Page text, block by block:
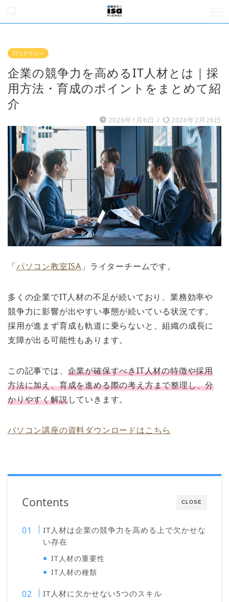
ITリテラシー
企業の競争力を高めるIT人材とは｜採
用方法・育成のポイントをまとめて紹
介
2026年1月6日 / 2026年2月26日
「パソコン教室ISA 」ライターチームです。
多くの企業でIT人材の不足が続いており、業務効率や
競争力に影響が出やすい事態が続いている状況です。
採用が進まず育成も軌道に乗らないと、組織の成長に
支障が出る可能性もあります。
この記事では、 企業が確保すべきIT人材の特徴や採用
方法に加え、育成を進める際の考え方まで整理し、分
かりやすく解説していきます。
パソコン講座の資料ダウンロードはこちら
CLOSE
Contents
IT人材は企業の競争力を高める上で欠かせな
い存在
IT人材の重要性
IT人材の種類
IT人材に欠かせない5つのスキル